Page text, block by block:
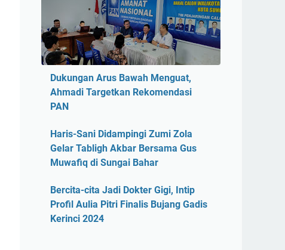
Dukungan Arus Bawah Menguat,
Ahmadi Targetkan Rekomendasi
PAN
Haris-Sani Didampingi Zumi Zola
Gelar Tabligh Akbar Bersama Gus
Muwafiq di Sungai Bahar
Bercita-cita Jadi Dokter Gigi, Intip
Profil Aulia Pitri Finalis Bujang Gadis
Kerinci 2024